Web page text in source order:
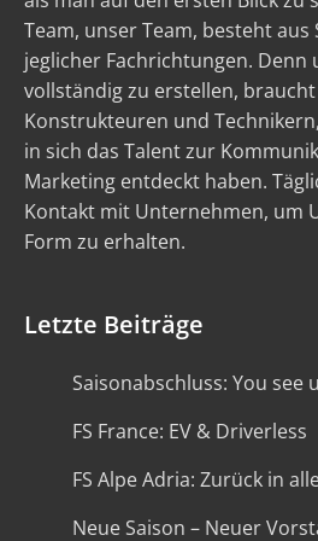
Team, unser Team, besteht
jeglicher Fachrichtungen. Denn
vollständig zu erstellen,
Konstrukteuren und
in sich das Talent zur
Marketing entdeckt haben.
Kontakt mit Unternehmen, um
Form zu erhalten.
Letzte Beiträge
Saisonabschluss: You see
FS France: EV & Driverless
FS Alpe Adria: Zurück in
Neue Saison – Neuer